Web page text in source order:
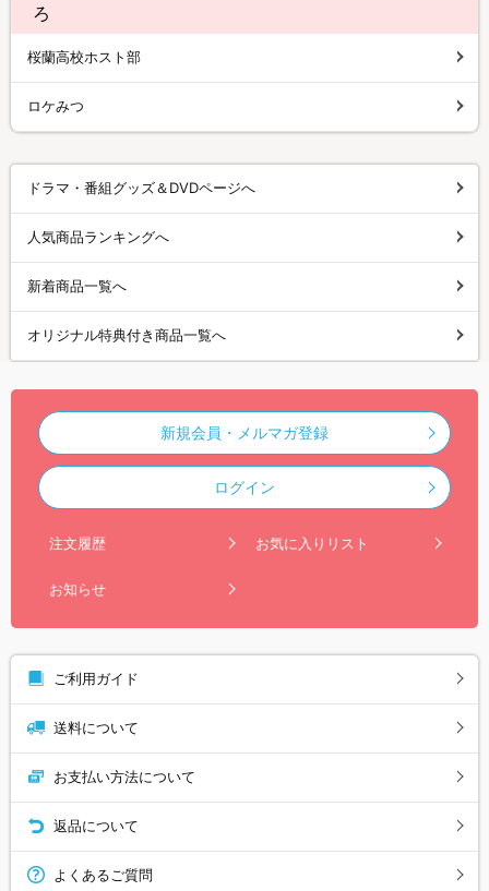
ろ
桜蘭高校ホスト部
ロケみつ
ドラマ・番組グッズ＆DVDページへ
人気商品ランキングへ
新着商品一覧へ
オリジナル特典付き商品一覧へ
新規会員・メルマガ登録
ログイン
注文履歴 お気に入りリスト
お知らせ
ご利用ガイド
送料について
お支払い方法について
返品について
よくあるご質問